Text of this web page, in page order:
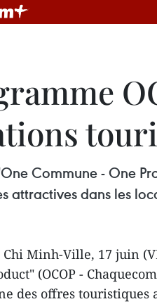
Commune - One
attractives dans les
Chi Minh-Ville, 17 juin
(OCOP -
des offres touristiques